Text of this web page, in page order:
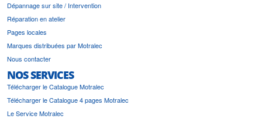
Dépannage sur site / Intervention
Réparation en atelier
Pages locales
Marques distribuées par Motralec
Nous contacter
NOS SERVICES
Télécharger le Catalogue Motralec
Télécharger le Catalogue 4 pages Motralec
Le Service Motralec